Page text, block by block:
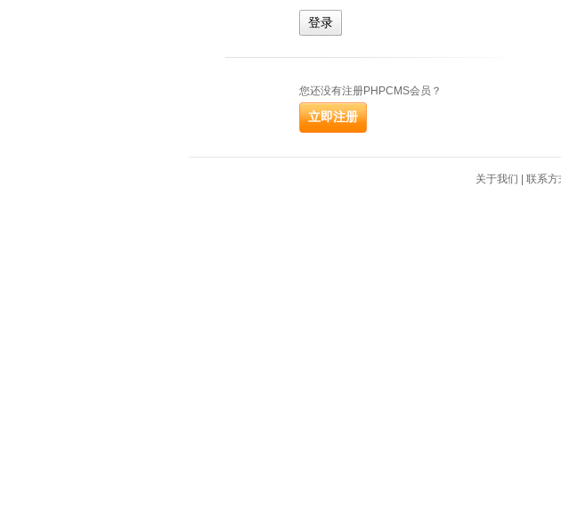
您还没有注册PHPCMS会员？
关于我们 联系方